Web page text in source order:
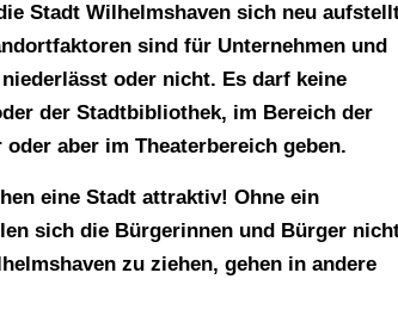
Stadt Wilhelmshaven sich neu
sind für Unternehmen und
oder nicht. Es darf keine
der Stadtbibliothek, im Bereich der
aber im Theaterbereich geben.
eine Stadt attraktiv! Ohne ein
sich die Bürgerinnen und Bürger
zu ziehen, gehen in andere